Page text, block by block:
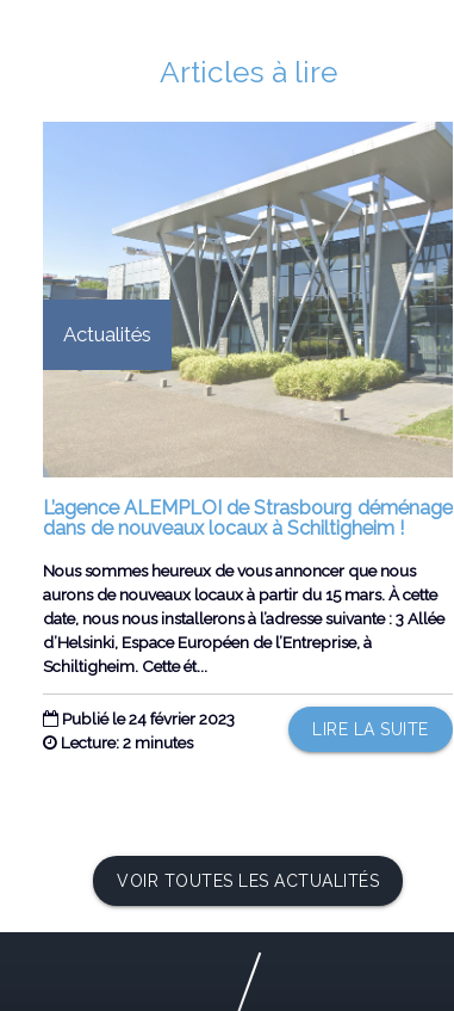
Articles à lire
Actualités
L’agence ALEMPLOI de Strasbourg déménage
dans de nouveaux locaux à Schiltigheim !
Nous sommes heureux de vous annoncer que nous
aurons de nouveaux locaux à partir du 15 mars. À cette
date, nous nous installerons à l’adresse suivante : 3 Allée
d’Helsinki, Espace Européen de l’Entreprise, à
Schiltigheim. Cette ét...
Publié le 24 février 2023
LIRE LA SUITE
Lecture: 2 minutes
VOIR TOUTES LES ACTUALITÉS